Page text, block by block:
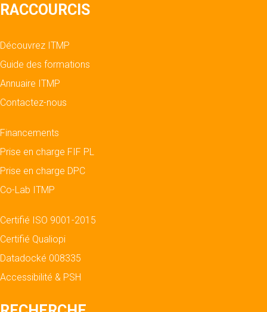
RACCOURCIS
Découvrez ITMP
Guide des formations
Annuaire ITMP
Contactez-nous
Financements
Prise en charge FIF PL
Prise en charge DPC
Co-Lab ITMP
Certifié ISO 9001-2015
Certifié Qualiopi
Datadocké 008335
Accessibilité & PSH